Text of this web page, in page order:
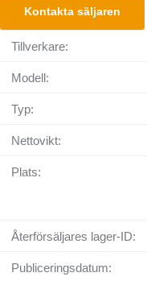
Kontakta säljaren
Tillverkare:
Modell:
Typ:
Nettovikt:
Plats:
Återförsäljares lager-ID:
Publiceringsdatum: